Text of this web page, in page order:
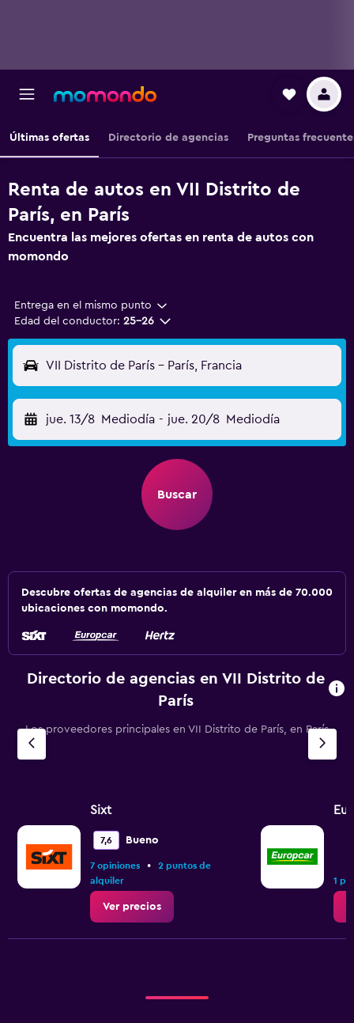
Últimas ofertas Directorio de agencias Preguntas
Renta de autos en VII Distrito de
París, en París
Encuentra las mejores ofertas en renta de autos con
momondo
Entrega en el mismo punto
Edad del conductor: 25-26
VII Distrito de París - París, Francia
jue. 13/8 Mediodía - jue. 20/8 Mediodía
Buscar
Descubre ofertas de agencias de alquiler en más de 70.000
ubicaciones con momondo.
Directorio de agencias en VII Distrito de
París
Los proveedores principales en VII Distrito de París, en París
Sixt
7,6 Bueno
7 opiniones •
2 puntos de
alquiler
Ver precios
1